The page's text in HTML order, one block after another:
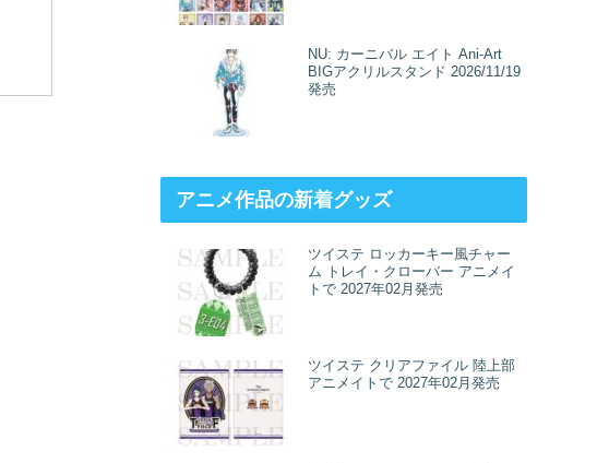
NU: カーニバル エイト Ani-Art
BIGアクリルスタンド 2026/11/19
発売
アニメ作品の新着グッズ
ツイステ ロッカーキー風チャー
ム トレイ・クローバー アニメイ
トで 2027年02月発売
ツイステ クリアファイル 陸上部
アニメイトで 2027年02月発売